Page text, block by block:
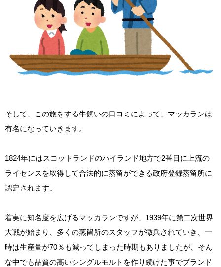
そして、この旅をする牛飼いの口コミによって、マッカランは
有名になっていきます。
1824年にはスコットランドのハイランド地方で2番目に上流の
ライセンスを取得して合法的に蒸留ができる政府登録蒸留所に
認定されます。
着実に知名度を広げるマッカランですが、1939年に第二次世界
大戦が始まり、多くの蒸留所のスタッフが徴兵されていき、一
時は生産量が70％も減ってしまった時期もありましたが、そん
な中でも品質の高いシングルモルトを作り続けた事でブランド